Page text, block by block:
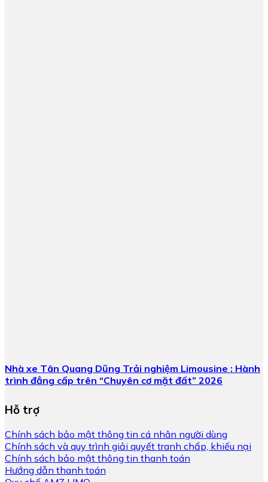
Nhà xe Tân Quang Dũng Trải nghiệm Limousine : Hành
trình đẳng cấp trên “Chuyên cơ mặt đất” 2026
Hỗ trợ
Chính sách bảo mật thông tin cá nhân người dùng
Chính sách và quy trình giải quyết tranh chấp, khiếu nại
Chính sách bảo mật thông tin thanh toán
Hướng dẫn thanh toán